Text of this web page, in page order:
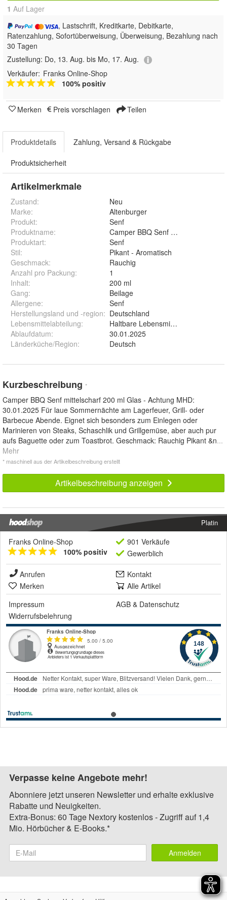
1 Auf Lager
, Lastschrift, Kreditkarte, Debitkarte,
Ratenzahlung, Sofortüberweisung, Überweisung, Bezahlung nach
30 Tagen
Zustellung: Do, 13. Aug. bis Mo, 17. Aug.
Verkäufer: Franks Online-Shop
100% positiv
Merken Preis vorschlagen Teilen
Produktdetails Zahlung, Versand & Rückgabe
Produktsicherheit
Artikelmerkmale
Zustand:
Neu
Marke:
Altenburger
Produkt:
Senf
Produktname:
Camper BBQ Senf mittelscharf
Produktart:
Senf
Stil:
Pikant - Aromatisch
Geschmack:
Rauchig
Anzahl pro Packung:
1
Inhalt:
200 ml
Gang:
Beilage
Allergene:
Senf
Herstellungsland und -region: Deutschland
Lebensmittelabteilung:
Haltbare Lebensmittel
Ablaufdatum:
30.01.2025
Länderküche/Region: Deutsch
Kurzbeschreibung *
Camper BBQ Senf mittelscharf 200 ml Glas - Achtung MHD:
30.01.2025 Für laue Sommernächte am Lagerfeuer, Grill- oder
Barbecue Abende. Eignet sich besonders zum Einlegen oder
Marinieren von Steaks, Schaschlik und Grillgemüse, aber auch pur
aufs Baguette oder zum Toastbrot. Geschmack: Rauchig Pikant &n...
Mehr
* maschinell aus der Artikelbeschreibung erstellt
Artikelbeschreibung anzeigen
Platin
Franks Online-Shop
100% positiv
901 Verkäufe
Gewerblich
Anrufen
Kontakt
Merken
Alle Artikel
Impressum
AGB & Datenschutz
Widerrufsbelehrung
Verpasse keine Angebote mehr!
Abonniere jetzt unseren Newsletter und erhalte exklusive
Rabatte und Neuigkeiten.
Extra-Bonus: 60 Tage Nextory kostenlos - Zugriff auf 1,4
Mio. Hörbücher & E-Books.*
Anmelden